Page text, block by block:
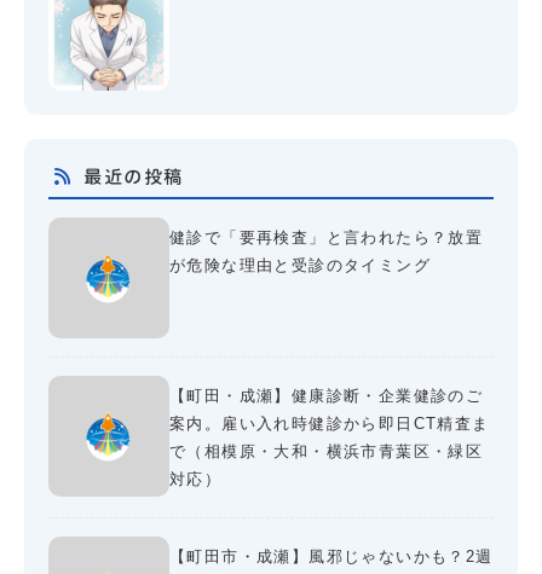
最近の投稿
健診で「要再検査」と言われたら？放置
が危険な理由と受診のタイミング
【町田・成瀬】健康診断・企業健診のご
案内。雇い入れ時健診から即日CT精査ま
で（相模原・大和・横浜市青葉区・緑区
対応）
【町田市・成瀬】風邪じゃないかも？2週